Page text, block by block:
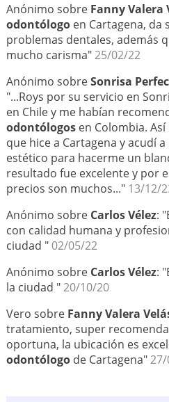
Anónimo sobre Fanny Valera
odontólogoen Cartagena, da
problemas dentales, además
mucho carisma"25/02/22
Anónimo sobreSonrisa
"...Roys por su servicio en
en Chile y me habían
odontólogosen Colombia.
que hice a Cartagena y acudí
estético para hacerme un
resultado fue excelente y por
precios son muchos..." 13/12/
Anónimo sobre Carlos Vélez:
con calidad humana y
ciudad " 02/05/22
Anónimo sobre Carlos Vélez:
la ciudad "20/10/20
Vero sobre Fanny Valera
tratamiento, super
oportuna, la ubicación es
odontólogode Cartagena"